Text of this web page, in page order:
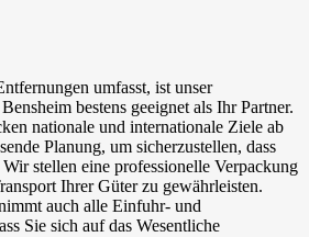
umfasst, ist unser
bestens geeignet als Ihr Partner.
nationale und internationale Ziele ab
Planung, um sicherzustellen, dass
stellen eine professionelle Verpackung
Ihrer Güter zu gewährleisten.
auch alle Einfuhr- und
Sie sich auf das Wesentliche